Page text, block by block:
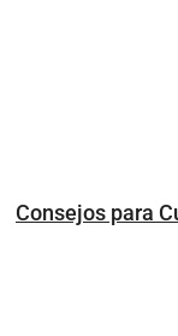
Consejos para